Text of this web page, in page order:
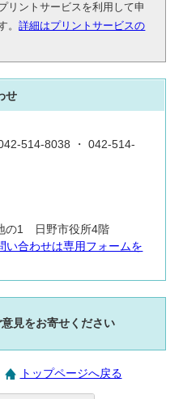
リントサービスを利用して申
。詳細はプリントサービスの
せ
514-8038 ・ 042-514-
の1 日野市役所4階
い合わせは専用フォームを
見をお寄せください
トップページへ戻る